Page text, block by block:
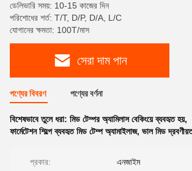
ডেলিভারি সময়: 10-15 কাজের দিন
পরিশোধের শর্ত: T/T, D/P, D/A, L/C
যোগানের ক্ষমতা: 100T/মাস
সেরা দাম পান
পণ্যের বিবরণ পণ্যের বর্ণনা
বিশেষভাবে তুলে ধরা: মিড টেম্পর অ্যামিলাস বেকিংয়ে ব্যবহৃত হয়,
ফার্মেটেশন শিল্পে ব্যবহৃত মিড টেম্প অ্যামাইলাজ, ভাল মিড
প্রকার: এনজাইম